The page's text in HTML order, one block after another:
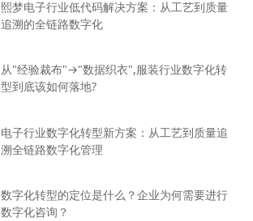
熙梦电子行业低代码解决方案：从工艺到质量
追溯的全链路数字化
从"经验裁布"→"数据织衣",服装行业数字化转
型到底该如何落地?
电子行业数字化转型新方案：从工艺到质量追
溯全链路数字化管理
数字化转型的定位是什么？企业为何需要进行
数字化咨询？